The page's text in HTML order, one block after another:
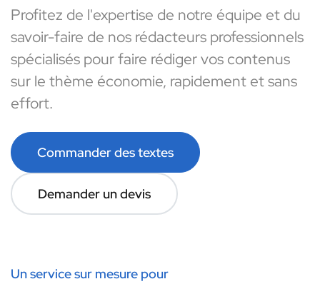
Profitez de l'expertise de notre équipe et du
savoir-faire de nos rédacteurs professionnels
spécialisés pour faire rédiger vos contenus
sur le thème économie, rapidement et sans
effort.
Commander des textes
Demander un devis
Un service sur mesure pour